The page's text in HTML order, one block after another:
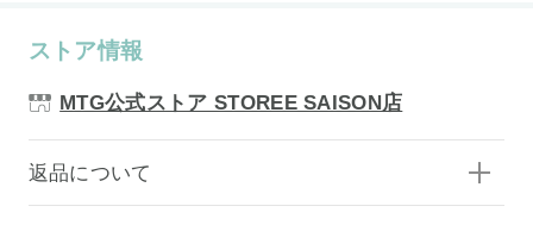
ストア情報
MTG公式ストア STOREE SAISON店
返品について